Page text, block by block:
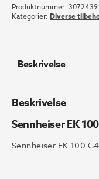
Produktnummer: 3072439
Kategorier: Diverse
Beskrivelse
Beskrivelse
Sennheiser EK
Sennheiser EK 100